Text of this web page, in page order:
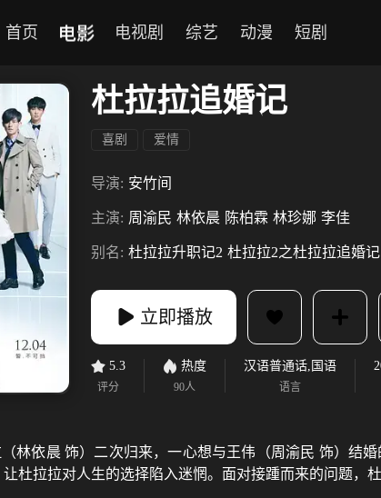
首页 电影 电视剧 综艺 动漫 短剧
杜拉拉追婚记
喜剧 爱情
导演: 安竹间
主演: 周渝民 林依晨 陈柏霖 林珍娜 李佳
别名: 杜拉拉升职记2 杜拉拉2之杜拉拉追婚记
立即播放
5.3
评分
热度
90人
汉语普通话,国语
语言
林依晨 饰）二次归来，一心想与王伟（周渝民 饰）结
让杜拉拉对人生的选择陷入迷惘。面对接踵而来的问题，